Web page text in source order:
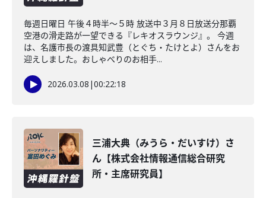
毎週日曜日 午後４時半～５時 放送中３月８日放送分那覇
空港の滑走路が一望できる『レキオスラウンジ』。 今週
は、名護市長の渡具知武豊（とぐち・たけとよ）さんをお
迎えしました。おしゃべりのお相手...
2026.03.08 |00:22:18
三浦大典（みうら・だいすけ）さ
ん【株式会社情報通信総合研究
所・主席研究員】